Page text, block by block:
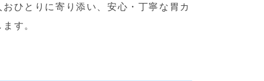
ひとりに寄り添い、安心・丁寧な胃カ
す。